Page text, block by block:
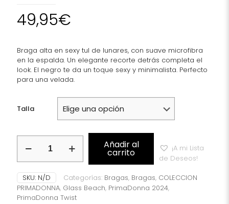
49,95€
Braga alta en sexy tul de lunares, con suave microfibra
en la espalda. Un elegante recorte detrás completa el
look. El negro te da un toque sexy y minimalista. Perfecto
para una velada.
Talla
Alta
PrimaDonna
Coleccion
Glass
Beach
Añadir al
carrito
¡A mi Lista
de Deseos!
SKU: N/D Categorías: Bragas, Bragas, COLECCION
PRIMADONNA, Glass Beach, PrimaDonna 2024,
PrimaDonna Twist